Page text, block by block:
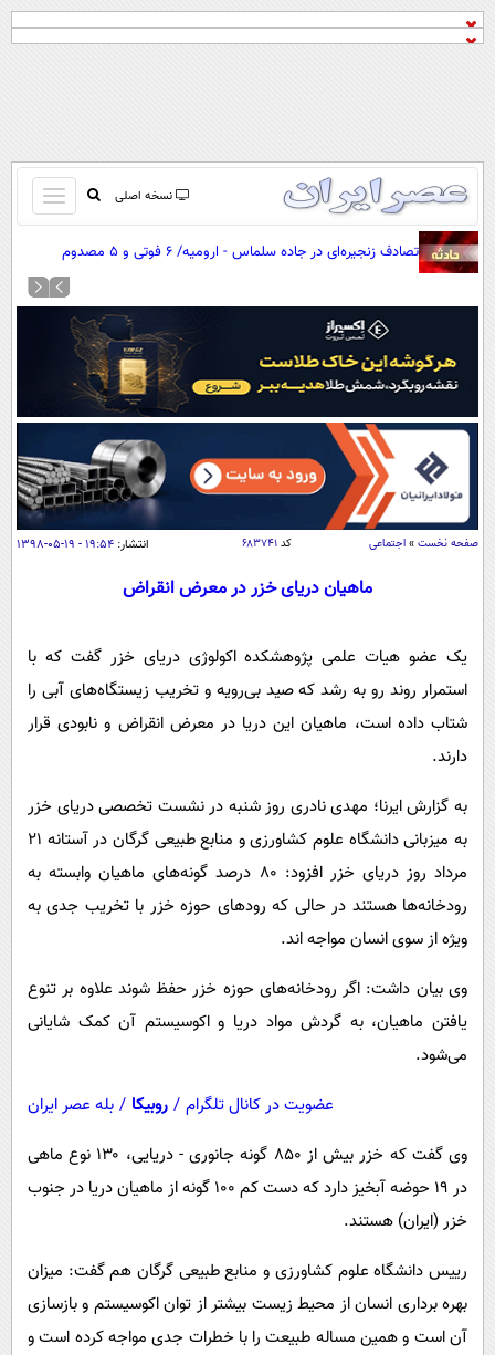
نسخه اصلی
باز
و
کردن
منو
صفحه اول
آرشیو
نظرسنجی
آب و هوا
اوقات شرعی
سواد زندگی
اقتصاد
جامعه
حوادث
سلامت
یک برش دانایی
سفر و تفریح
بین الملل
سیاست خارجی
فرهنگ و هنر
علم و دانش
علمی
اخبار کریپتو
گوناگون
سرگرمی
باشگاه مغز
فیلم
اقتصاد
ورزش
سرگرمی
محیط زیست
اجتماعی
عصر ایران 2
خواندنی ها و دیدنی ها
پیامک
آموزش زبان
تصادف زنجیره‌ای در جاده سلماس - ارومیه/ ۶ فوتی و ۵ مصدوم
صفحه نخست » اجتماعی کد ۶۸۳۷۴۱ انتشار: ۱۹:۵۴ - ۱۹-۰۵-۱۳۹۸
ماهیان دریای خزر در معرض انقراض
یک عضو هیات علمی پژوهشکده اکولوژی دریای خزر گفت که با
استمرار روند رو به رشد که صید بی‌رویه و تخریب زیستگاه‌های آبی را
شتاب داده است، ماهیان این دریا در معرض انقراض و نابودی قرار
دارند.
به گزارش ایرنا؛ مهدی نادری روز شنبه در نشست تخصصی دریای خزر
به میزبانی دانشگاه علوم کشاورزی و منابع طبیعی گرگان در آستانه ۲۱
مرداد روز دریای خزر افزود: ۸۰ درصد گونه‌های ماهیان وابسته به
رودخانه‌ها هستند در حالی که رودهای حوزه خزر با تخریب جدی به
ویژه از سوی انسان مواجه اند.
وی بیان داشت: اگر رودخانه‌های حوزه خزر حفظ شوند علاوه بر تنوع
یافتن ماهیان، به گردش مواد دریا و اکوسیستم آن کمک شایانی
می‌شود.
عضویت در کانال تلگرام / روبیکا / بله عصر ایران
وی گفت که خزر بیش از ۸۵۰ گونه جانوری - دریایی، ۱۳۰ نوع ماهی
در ۱۹ حوضه آبخیز دارد که دست کم ۱۰۰ گونه از ماهیان دریا در جنوب
خزر (ایران) هستند.
رییس دانشگاه علوم کشاورزی و منابع طبیعی گرگان هم گفت: میزان
بهره برداری انسان از محیط زیست بیشتر از توان اکوسیستم و بازسازی
آن است و همین مساله طبیعت را با خطرات جدی مواجه کرده است و